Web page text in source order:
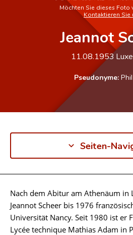
Möchten Sie dieses Foto
Kontaktieren Sie
Jeannot
11.08.1953
Pseudonyme:
Seiten-
Biographie
Nach dem Abitur am Athenäum in
Jeannot Scheer bis 1976
Universität Nancy. Seit 1980 ist er
Lycée technique Mathias Adam in